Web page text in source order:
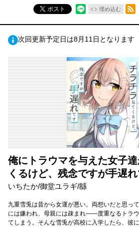
ポスト 埋め込む
RSSフィード
次回更新予定日は8月11日となります
俺にトラウマを与えた女子
くるけど、残念ですが手遅
いちたか/御堂ユラギ/緜
九重雪兎は昔から女運が悪い。両想いだと思っ
には嫌われ、母親には疎まれ――度重なるトラ
てしまう。そんな雪兎が高校に入学したら、彼